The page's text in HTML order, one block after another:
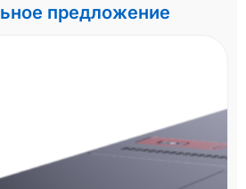
предложение